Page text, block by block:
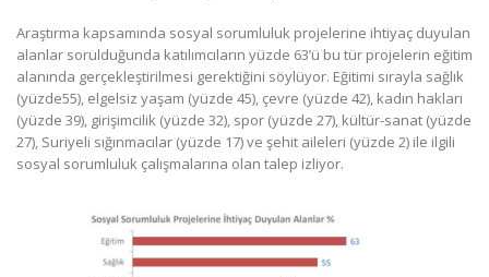
Araştırma kapsamında sosyal sorumluluk projelerine ihtiyaç duyulan
alanlar sorulduğunda katılımcıların yüzde 63’ü bu tür projelerin eğitim
alanında gerçekleştirilmesi gerektiğini söylüyor. Eğitimi sırayla sağlık
(yüzde55), elgelsiz yaşam (yüzde 45), çevre (yüzde 42), kadın hakları
(yüzde 39), girişimcilik (yüzde 32), spor (yüzde 27), kültür-sanat (yüzde
27), Suriyeli sığınmacılar (yüzde 17) ve şehit aileleri (yüzde 2) ile ilgili
sosyal sorumluluk çalışmalarına olan talep izliyor.